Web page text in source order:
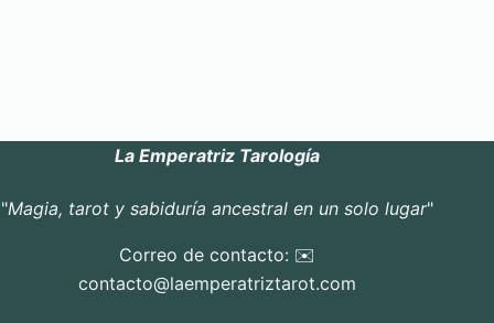
La Emperatriz Tarología
"Magia, tarot y sabiduría ancestral en un solo lugar"
Correo de contacto: ✉️
contacto@laemperatriztarot.com